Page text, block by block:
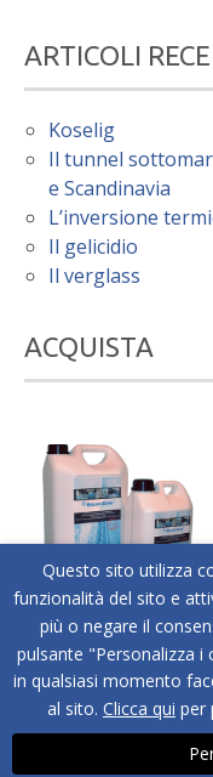
ARTICOLI
Koselig
Il tunnel
e Scandinavia
L’inversione
Il gelicidio
Il verglass
ACQUISTA
Acquista online
a tutti i tipi di
ACQUISTA
Questo sito utilizza
funzionalità del sito e
più o negare il
pulsante "Personalizza i
in qualsiasi momento
al sito. Clicca qui per